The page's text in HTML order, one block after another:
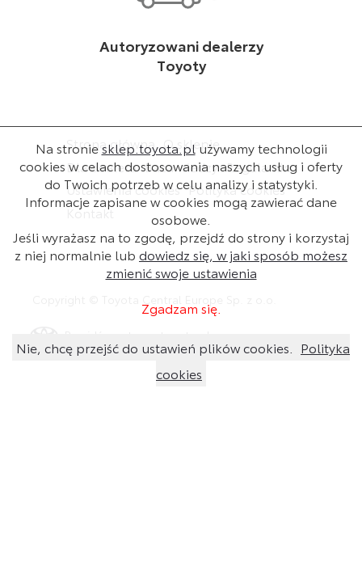
Autoryzowani dealerzy
Toyoty
Strona główna O sklepie
Dla dealera Baza wiedzy Regulamin
Ustawienia cookies Polityka cookies
Kontakt
Na stroniesklep.toyota.pl używamy technologii
cookies w celach dostosowania naszych usług i oferty
do Twoich potrzeb w celu analizy i statystyki.
Informacje zapisane w cookies mogą zawierać dane
osobowe.
Jeśli wyrażasz na to zgodę, przejdź do strony i korzystaj
z niej normalnie lub dowiedz się, w jaki sposób możesz
zmienić swoje ustawienia
Zgadzam się.
Nie, chcę przejść do ustawień plików cookies.
Polityka
cookies